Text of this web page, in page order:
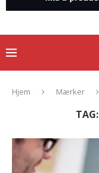
Hjem Mærker
TAG: